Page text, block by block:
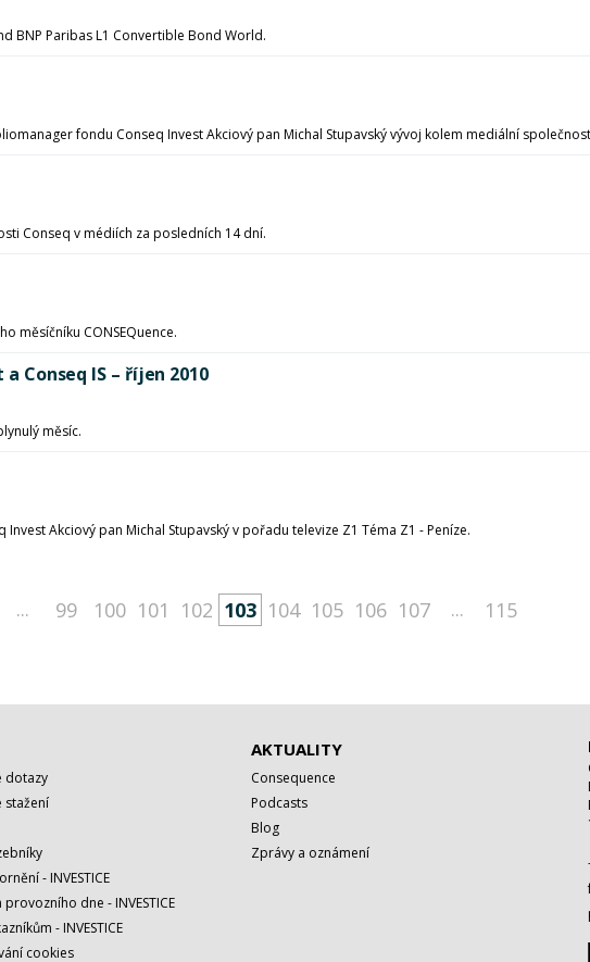
BNP Paribas L1 Convertible Bond World.
fondu Conseq Invest Akciový pan Michal Stupavský vývoj kolem mediální
Conseq v médiích za posledních 14 dní.
měsíčníku CONSEQuence.
Conseq IS – říjen 2010
měsíc.
Akciový pan Michal Stupavský v pořadu televize Z1 Téma Z1 - Peníze.
... 99 100 101 102 103 104 105 106 107 ... 115
dotazy
stažení
- INVESTICE
dne - INVESTICE
- INVESTICE
cookies
AKTUALITY
Consequence
Podcasts
Blog
Zprávy a oznámení